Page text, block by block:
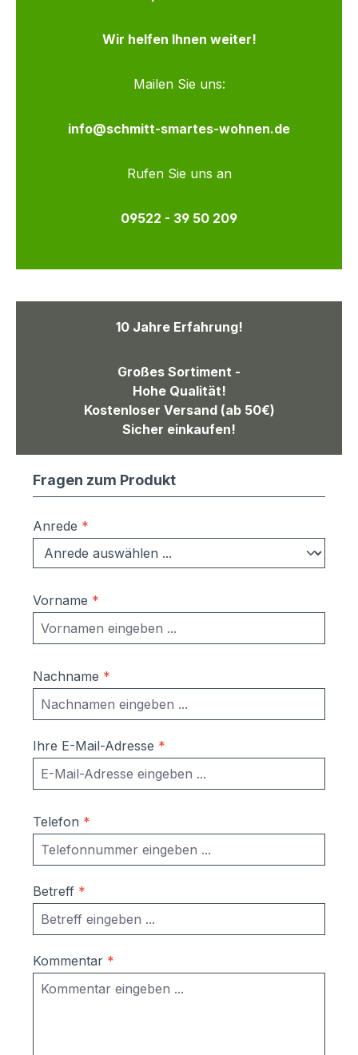
Wir helfen Ihnen weiter!
Mailen Sie uns:
info@schmitt-smartes-wohnen.de
Rufen Sie uns an
09522 - 39 50 209
10 Jahre Erfahrung!
Großes Sortiment -
Hohe Qualität!
Kostenloser Versand (ab 50€)
Sicher einkaufen!
Fragen zum Produkt
Anrede *
Vorname *
Nachname *
Ihre E-Mail-Adresse *
Telefon *
Betreff *
Kommentar *